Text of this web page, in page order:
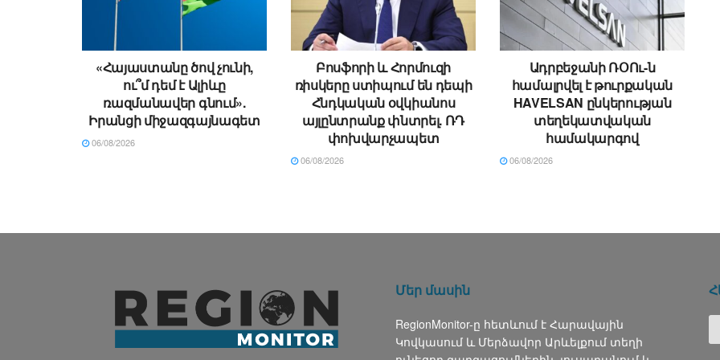
«Հայաստանը ծով չունի,
ու՞մ դեմ է Ալիևը
ռազմանավեր գնում».
Իրանցի միջազգայնագետ
06/08/2026
Բոսֆորի և Հորմուզի
ռիսկերը ստիպում են դեպի
Հնդկական օվկիանոս
այլընտրանք փնտրել. ՌԴ
փոխվարչապետ
06/08/2026
Ադրբեջանի ՌՕՈւ-ն
համալրվել է թուրքական
HAVELSAN ընկերության
տեղեկատվական
համակարգով
06/08/2026
Մեր մասին
RegionMonitor-ը հետևում է Հարավային
Կովկասում և Մերձավոր Արևելքում տեղի